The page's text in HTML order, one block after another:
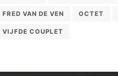
FRED VAN DE VEN OCTET
VIJFDE COUPLET